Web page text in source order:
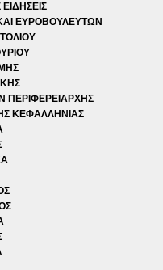
ΕΥΡΟΒΟΥΛΕΥΤΩΝ
ΠΕΡΙΦΕΡΕΙΑΡΧΗΣ
ΚΕΦΑΛΛΗΝΙΑΣ